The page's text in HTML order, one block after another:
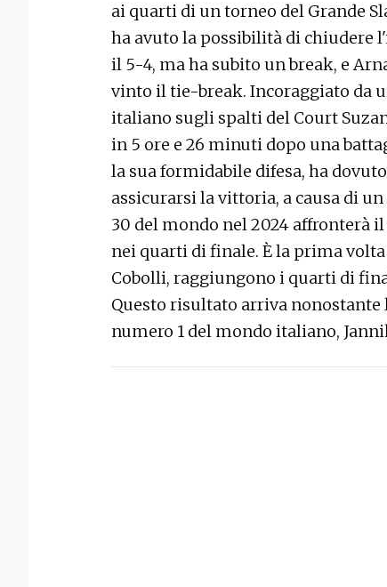
ai quarti di un torneo del Grande
ha avuto la possibilità di chiudere
il 5-4, ma ha subito un break, e
vinto il tie-break. Incoraggiato da
italiano sugli spalti del Court
in 5 ore e 26 minuti dopo una
la sua formidabile difesa, ha
assicurarsi la vittoria, a causa di
30 del mondo nel 2024 affronterà
nei quarti di finale. È la prima
Cobolli, raggiungono i quarti di
Questo risultato arriva
numero 1 del mondo italiano,